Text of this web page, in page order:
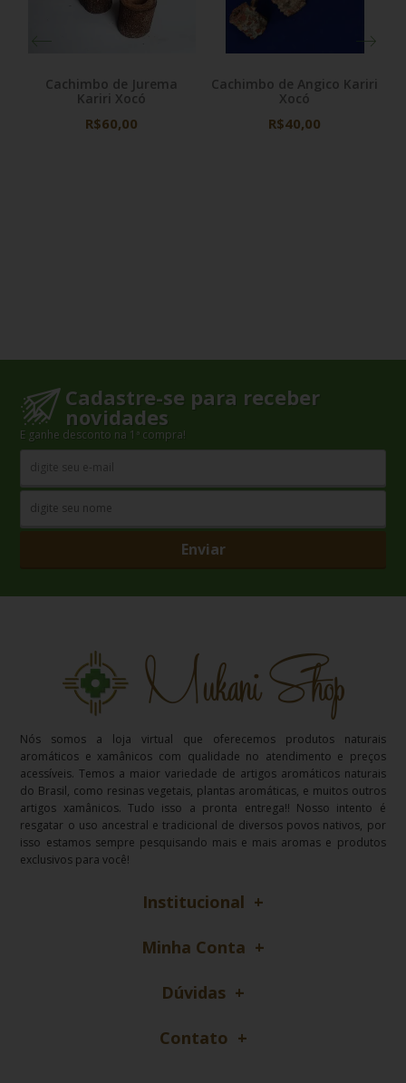
Cachimbo de Jurema
Kariri Xocó
R$60,00
Cachimbo de Angico Kariri
Xocó
R$40,00
Cadastre-se para receber
novidades
E ganhe desconto na 1ª compra!
Enviar
Nós somos a loja virtual que oferecemos produtos naturais
aromáticos e xamânicos com qualidade no atendimento e preços
acessíveis. Temos a maior variedade de artigos aromáticos naturais
do Brasil, como resinas vegetais, plantas aromáticas, e muitos outros
artigos xamânicos. Tudo isso a pronta entrega!! Nosso intento é
resgatar o uso ancestral e tradicional de diversos povos nativos, por
isso estamos sempre pesquisando mais e mais aromas e produtos
exclusivos para você!
Institucional
Minha Conta
Dúvidas
Contato